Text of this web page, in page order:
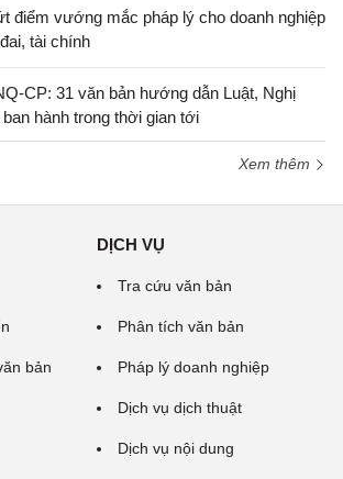
điểm vướng mắc pháp lý cho doanh nghiệp
tài chính
CP: 31 văn bản hướng dẫn Luật, Nghị
hành trong thời gian tới
Xem thêm
bản
DỊCH VỤ
Tra cứu văn bản
Phân tích văn bản
Pháp lý doanh nghiệp
Dịch vụ dịch thuật
Dịch vụ nội dung